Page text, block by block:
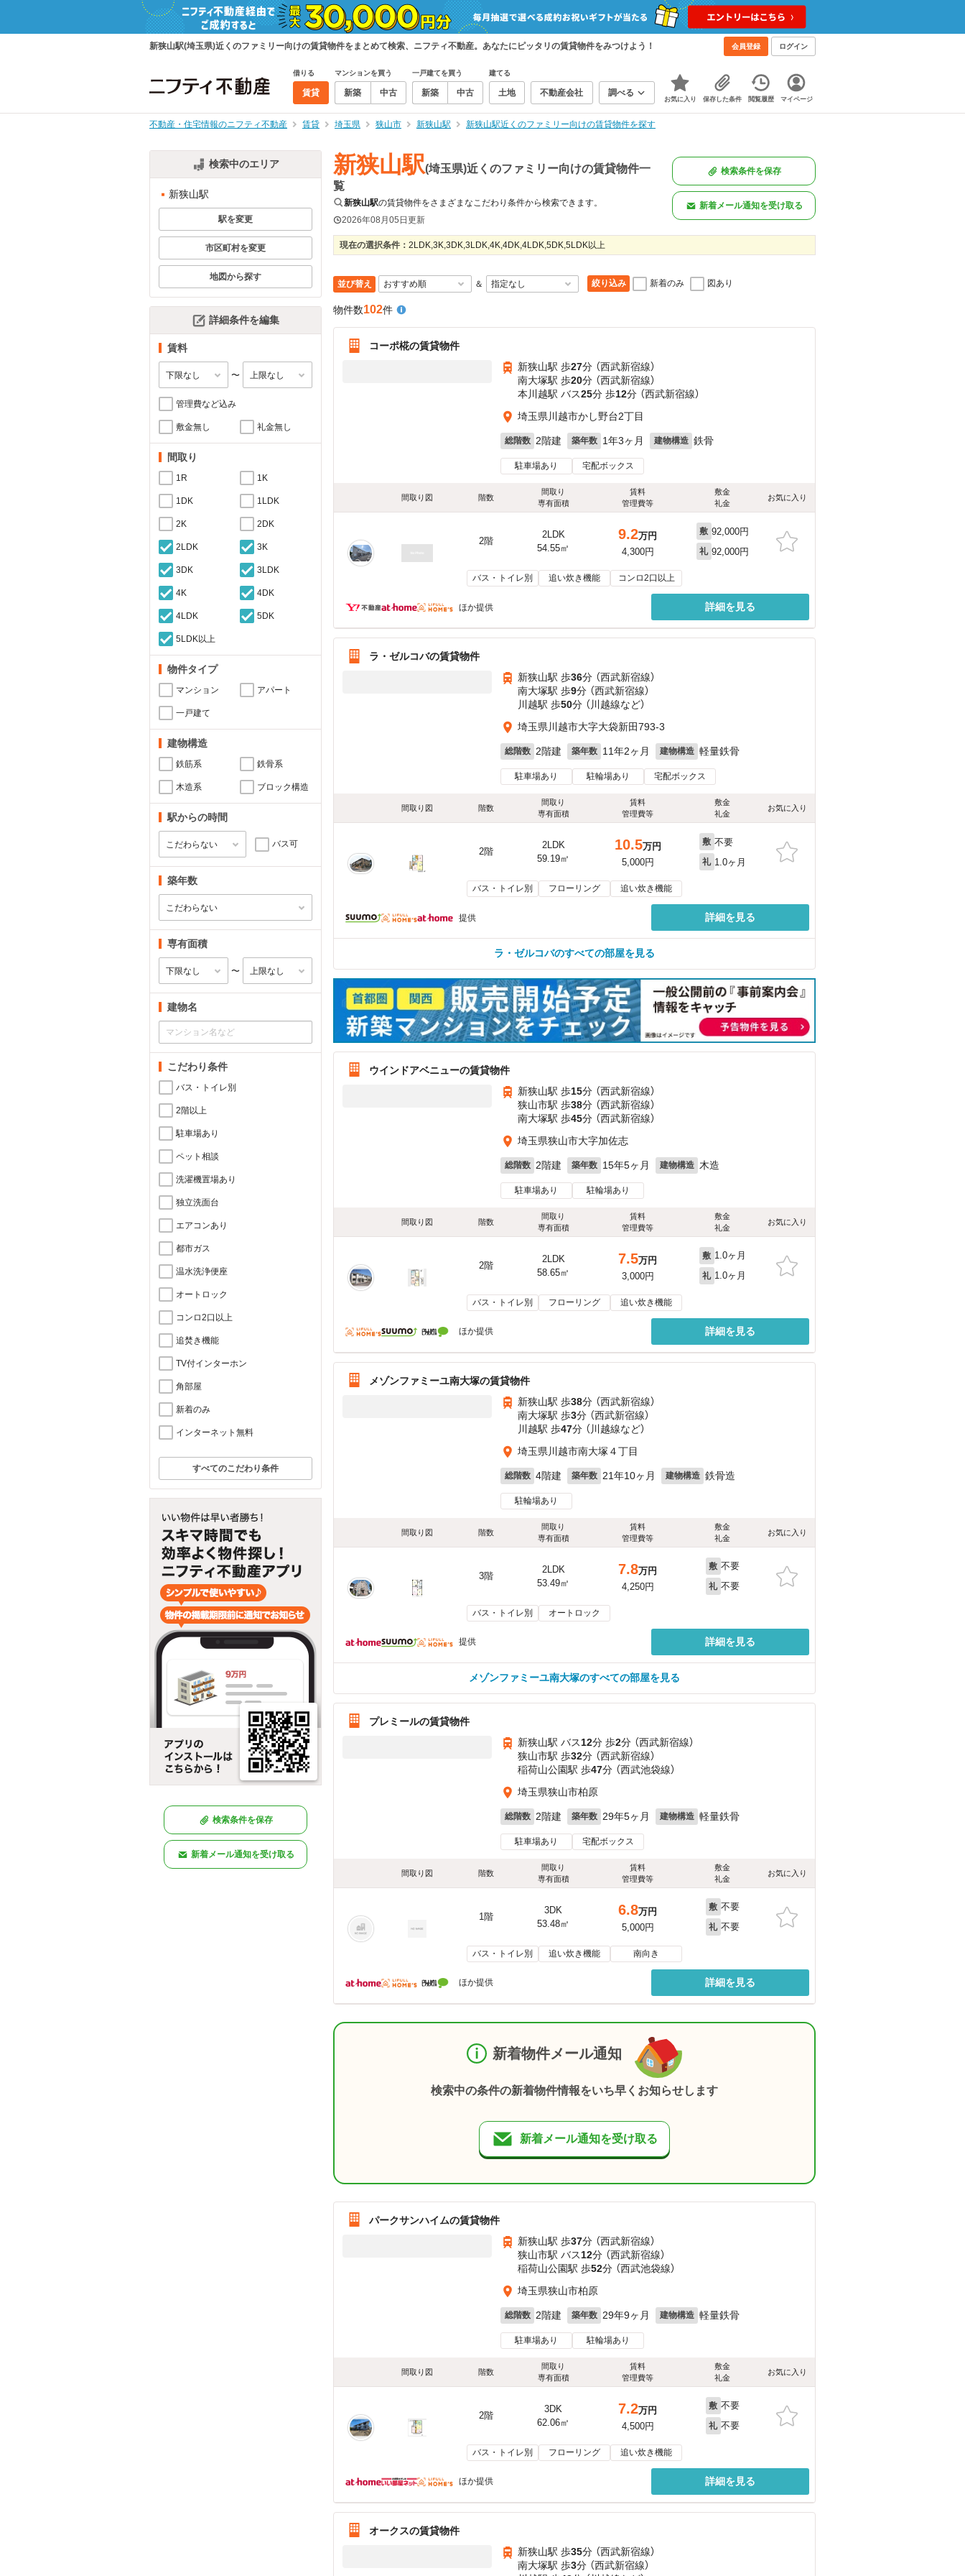
新狭山駅(埼玉県)近くのファミリー向けの賃貸物件をまとめて検索、ニフティ不動産。あなたにピッタリの賃貸物件をみつけよう！ 会員登録 ログイン
借りる
賃貸
マンションを買う
新築 中古
一戸建てを買う
新築 中古
建てる
土地 不動産会社 調べる
お気に入り 保存した条件 閲覧履歴 マイページ
不動産・住宅情報のニフティ不動産 賃貸 埼玉県 狭山市 新狭山駅 新狭山駅近くのファミリー向けの賃貸物件を探す
検索中のエリア
新狭山駅
駅を変更
市区町村を変更
地図から探す
詳細条件を編集
賃料
〜
管理費など込み
敷金無し 礼金無し
間取り
1R 1K
1DK 1LDK
2K 2DK
2LDK 3K
3DK 3LDK
4K 4DK
4LDK 5DK
5LDK以上
物件タイプ
マンション アパート
一戸建て
建物構造
鉄筋系 鉄骨系
木造系 ブロック構造
駅からの時間
バス可
築年数
専有面積
〜
建物名
こだわり条件
バス・トイレ別
2階以上
駐車場あり
ペット相談
洗濯機置場あり
独立洗面台
エアコンあり
都市ガス
温水洗浄便座
オートロック
コンロ2口以上
追焚き機能
TV付インターホン
角部屋
新着のみ
インターネット無料
すべてのこだわり条件
検索条件を保存
新着メール通知を受け取る
新狭山駅(埼玉県)近くのファミリー向けの賃貸物件一
覧
新狭山駅の賃貸物件をさまざまなこだわり条件から検索できます。
2026年08月05日更新
検索条件を保存
新着メール通知を受け取る
現在の選択条件： 2LDK,3K,3DK,3LDK,4K,4DK,4LDK,5DK,5LDK以上
並び替え ＆ 絞り込み 新着のみ 図あり
物件数102件
コーポ椛の賃貸物件
新狭山駅 歩27分 （西武新宿線）
南大塚駅 歩20分 （西武新宿線）
本川越駅 バス25分 歩12分 （西武新宿線）
埼玉県川越市かし野台2丁目
総階数 2階建 築年数 1年3ヶ月 建物構造 鉄骨
駐車場あり 宅配ボックス
間取り図 階数
間取り
専有面積
賃料
管理費等
敷金
礼金
お気に入り
2階
2LDK
54.55㎡
9.2万円
4,300円
敷 92,000円
礼 92,000円
バス・トイレ別 追い炊き機能 コンロ2口以上
ほか提供 詳細を見る
ラ・ゼルコバの賃貸物件
新狭山駅 歩36分 （西武新宿線）
南大塚駅 歩9分 （西武新宿線）
川越駅 歩50分 （川越線など）
埼玉県川越市大字大袋新田793-3
総階数 2階建 築年数 11年2ヶ月 建物構造 軽量鉄骨
駐車場あり 駐輪場あり 宅配ボックス
間取り図 階数
間取り
専有面積
賃料
管理費等
敷金
礼金
お気に入り
2階
2LDK
59.19㎡
10.5万円
5,000円
敷 不要
礼 1.0ヶ月
バス・トイレ別 フローリング 追い炊き機能
提供 詳細を見る
ラ・ゼルコバのすべての部屋を見る
ウインドアベニューの賃貸物件
新狭山駅 歩15分 （西武新宿線）
狭山市駅 歩38分 （西武新宿線）
南大塚駅 歩45分 （西武新宿線）
埼玉県狭山市大字加佐志
総階数 2階建 築年数 15年5ヶ月 建物構造 木造
駐車場あり 駐輪場あり
間取り図 階数
間取り
専有面積
賃料
管理費等
敷金
礼金
お気に入り
2階
2LDK
58.65㎡
7.5万円
3,000円
敷 1.0ヶ月
礼 1.0ヶ月
バス・トイレ別 フローリング 追い炊き機能
ほか提供 詳細を見る
メゾンファミーユ南大塚の賃貸物件
新狭山駅 歩38分 （西武新宿線）
南大塚駅 歩3分 （西武新宿線）
川越駅 歩47分 （川越線など）
埼玉県川越市南大塚４丁目
総階数 4階建 築年数 21年10ヶ月 建物構造 鉄骨造
駐輪場あり
間取り図 階数
間取り
専有面積
賃料
管理費等
敷金
礼金
お気に入り
3階
2LDK
53.49㎡
7.8万円
4,250円
敷 不要
礼 不要
バス・トイレ別 オートロック
提供 詳細を見る
メゾンファミーユ南大塚のすべての部屋を見る
プレミールの賃貸物件
新狭山駅 バス12分 歩2分 （西武新宿線）
狭山市駅 歩32分 （西武新宿線）
稲荷山公園駅 歩47分 （西武池袋線）
埼玉県狭山市柏原
総階数 2階建 築年数 29年5ヶ月 建物構造 軽量鉄骨
駐車場あり 宅配ボックス
間取り図 階数
間取り
専有面積
賃料
管理費等
敷金
礼金
お気に入り
1階
3DK
53.48㎡
6.8万円
5,000円
敷 不要
礼 不要
バス・トイレ別 追い炊き機能 南向き
ほか提供 詳細を見る
新着物件メール通知
検索中の条件の新着物件情報をいち早くお知らせします
新着メール通知を受け取る
パークサンハイムの賃貸物件
新狭山駅 歩37分 （西武新宿線）
狭山市駅 バス12分 （西武新宿線）
稲荷山公園駅 歩52分 （西武池袋線）
埼玉県狭山市柏原
総階数 2階建 築年数 29年9ヶ月 建物構造 軽量鉄骨
駐車場あり 駐輪場あり
間取り図 階数
間取り
専有面積
賃料
管理費等
敷金
礼金
お気に入り
2階
3DK
62.06㎡
7.2万円
4,500円
敷 不要
礼 不要
バス・トイレ別 フローリング 追い炊き機能
ほか提供 詳細を見る
オークスの賃貸物件
新狭山駅 歩35分 （西武新宿線）
南大塚駅 歩3分 （西武新宿線）